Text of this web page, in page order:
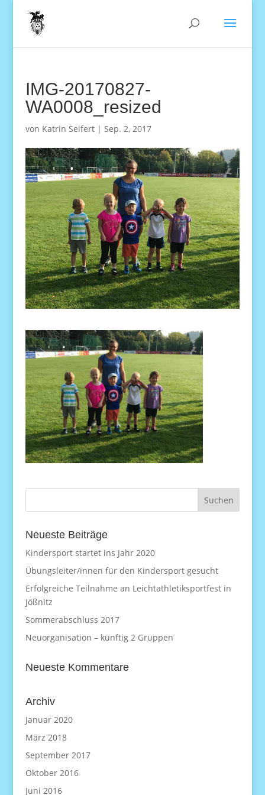
IMG-20170827-
WA0008_resized
von Katrin Seifert| Sep. 2, 2017
Neueste Beiträge
Kindersport startet ins Jahr 2020
Übungsleiter/innen für den Kindersport gesucht
Erfolgreiche Teilnahme an Leichtathletiksportfest in
Jößnitz
Sommerabschluss 2017
Neuorganisation – künftig 2 Gruppen
Neueste Kommentare
Archiv
Januar 2020
März 2018
September 2017
Oktober 2016
Juni 2016